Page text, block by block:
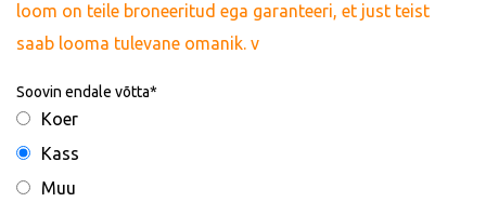
loom on teile broneeritud ega garanteeri, et just teist
saab looma tulevane omanik. v
Soovin endale võtta
Koer
Kass
Muu